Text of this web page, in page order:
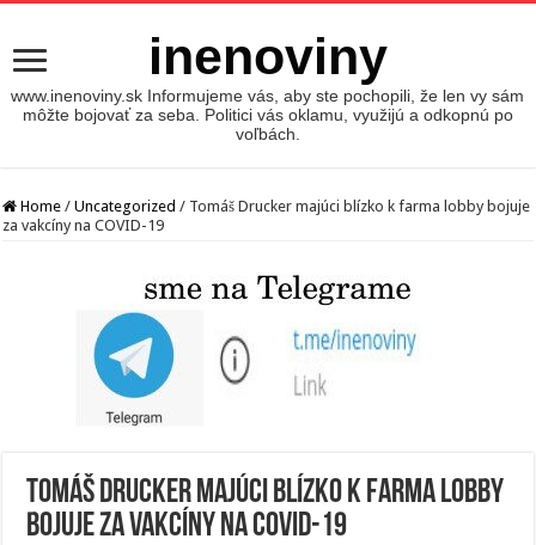
inenoviny
www.inenoviny.sk Informujeme vás, aby ste pochopili, že len vy sám
môžte bojovať za seba. Politici vás oklamu, využijú a odkopnú po
voľbách.
Home / Uncategorized / Tomáš Drucker majúci blízko k farma lobby bojuje
za vakcíny na COVID-19
Tomáš Drucker majúci blízko k farma lobby
bojuje za vakcíny na COVID-19